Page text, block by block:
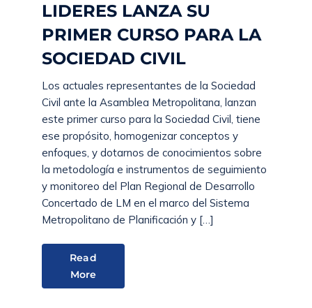
LIDERES LANZA SU
PRIMER CURSO PARA LA
SOCIEDAD CIVIL
Los actuales representantes de la Sociedad
Civil ante la Asamblea Metropolitana, lanzan
este primer curso para la Sociedad Civil, tiene
ese propósito, homogenizar conceptos y
enfoques, y dotarnos de conocimientos sobre
la metodología e instrumentos de seguimiento
y monitoreo del Plan Regional de Desarrollo
Concertado de LM en el marco del Sistema
Metropolitano de Planificación y […]
Read
More